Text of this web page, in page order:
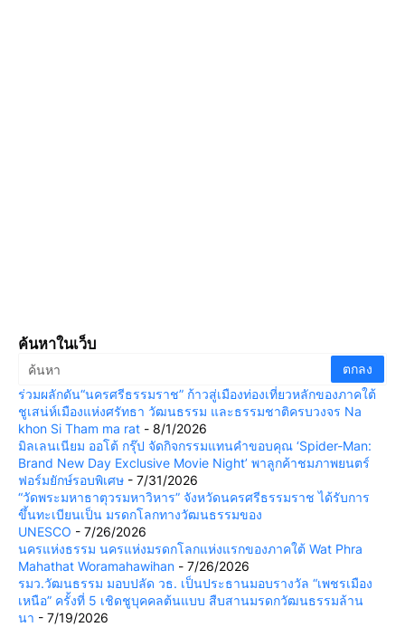
ค้นหาในเว็บ
ร่วมผลักดัน“นครศรีธรรมราช” ก้าวสู่เมืองท่องเที่ยวหลักของภาคใต้
ชูเสน่ห์เมืองแห่งศรัทธา วัฒนธรรม และธรรมชาติครบวงจร Na
khon Si Tham ma rat - 8/1/2026
มิลเลนเนียม ออโต้ กรุ๊ป จัดกิจกรรมแทนคำขอบคุณ ‘Spider-Man:
Brand New Day Exclusive Movie Night’ พาลูกค้าชมภาพยนตร์
ฟอร์มยักษ์รอบพิเศษ - 7/31/2026
“วัดพระมหาธาตุวรมหาวิหาร” จังหวัดนครศรีธรรมราช ได้รับการ
ขึ้นทะเบียนเป็น มรดกโลกทางวัฒนธรรมของ
UNESCO - 7/26/2026
นครแห่งธรรม นครแห่งมรดกโลกแห่งแรกของภาคใต้ Wat Phra
Mahathat Woramahawihan - 7/26/2026
รมว.วัฒนธรรม มอบปลัด วธ. เป็นประธานมอบรางวัล “เพชรเมือง
เหนือ” ครั้งที่ 5 เชิดชูบุคคลต้นแบบ สืบสานมรดกวัฒนธรรมล้าน
นา - 7/19/2026